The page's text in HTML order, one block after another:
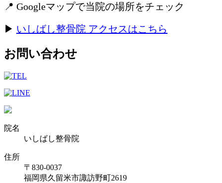
📍 Googleマップで当院の場所をチェック
▶ いしばし整骨院 アクセスはこちら
お問い合わせ
院名
いしばし整骨院
住所
〒830-0037
福岡県久留米市諏訪野町2619